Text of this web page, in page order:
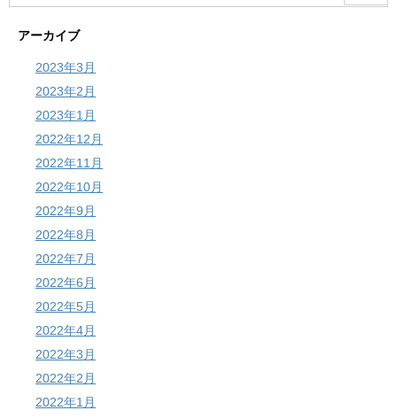
アーカイブ
2023年3月
2023年2月
2023年1月
2022年12月
2022年11月
2022年10月
2022年9月
2022年8月
2022年7月
2022年6月
2022年5月
2022年4月
2022年3月
2022年2月
2022年1月